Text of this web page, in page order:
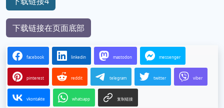
下载链接在页面底部
facebook linkedin mastodon messenger
pinterest reddit telegram twitter viber
vkontakte whatsapp 复制链接